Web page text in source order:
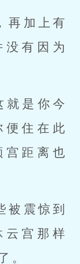
再加上有
有因为
就是你今
便住在此
宫距离也
被震惊到
云宫那样
。